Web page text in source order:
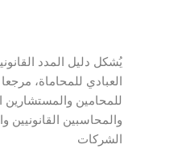
يُشكل دليل المدد
العبادي للمحاماة،
للمحامين والمستشارين
والمحاسبين القانونيين
الشركات